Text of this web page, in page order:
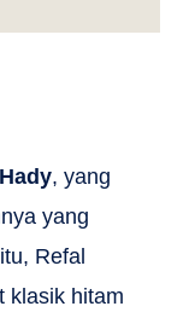
, yang
yang
Refal
klasik hitam